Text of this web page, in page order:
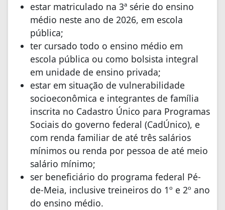
estar matriculado na 3ª série do ensino
médio neste ano de 2026, em escola
pública;
ter cursado todo o ensino médio em
escola pública ou como bolsista integral
em unidade de ensino privada;
estar em situação de vulnerabilidade
socioeconômica e integrantes de família
inscrita no Cadastro Único para Programas
Sociais do governo federal (CadÚnico), e
com renda familiar de até três salários
mínimos ou renda por pessoa de até meio
salário mínimo;
ser beneficiário do programa federal Pé-
de-Meia, inclusive treineiros do 1º e 2º ano
do ensino médio.